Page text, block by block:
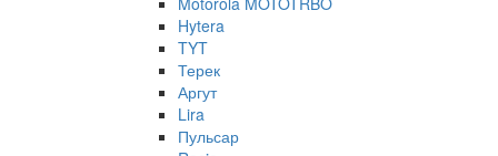
Hytera
TYT
Терек
Аргут
Lira
Пульсар